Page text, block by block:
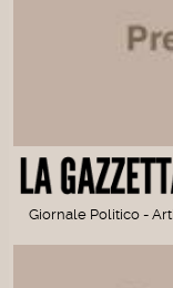
Giornale Politico -